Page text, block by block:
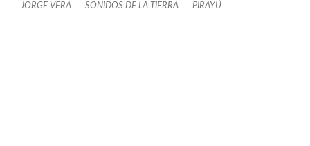
JORGE VERA SONIDOS DE LA TIERRA PIRAYÚ